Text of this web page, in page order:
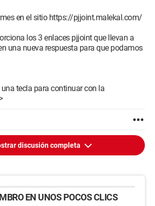
en el sitio https://pjjoint.malekal.com/
los 3 enlaces pjjoint que llevan a
una nueva respuesta para que podamos
tecla para continuar con la
discusión completa
EN UNOS POCOS CLICS